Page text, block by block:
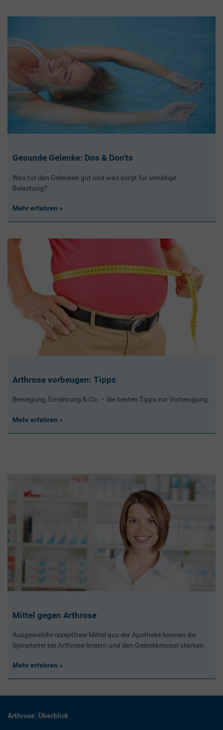
Gesunde Gelenke: Dos & Don'ts
Was tut den Gelenken gut und was sorgt für unnötige
Belastung?
Mehr erfahren
Arthrose vorbeugen: Tipps
Bewegung, Ernährung & Co. – die besten Tipps zur Vorbeugung.
Mehr erfahren
Mittel gegen Arthrose
Ausgewählte rezeptfreie Mittel aus der Apotheke können die
Symptome bei Arthrose lindern und den Gelenkknorpel stärken.
Mehr erfahren
Arthrose: Überblick